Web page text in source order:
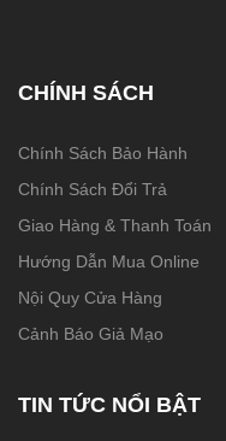
CHÍNH SÁCH
Chính Sách Bảo Hành
Chính Sách Đổi Trả
Giao Hàng & Thanh Toán
Hướng Dẫn Mua Online
Nội Quy Cửa Hàng
Cảnh Báo Giả Mạo
TIN TỨC NỔI BẬT